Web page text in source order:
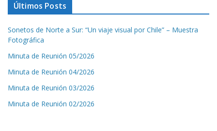
Últimos Posts
Sonetos de Norte a Sur: “Un viaje visual por Chile” – Muestra
Fotográfica
Minuta de Reunión 05/2026
Minuta de Reunión 04/2026
Minuta de Reunión 03/2026
Minuta de Reunión 02/2026